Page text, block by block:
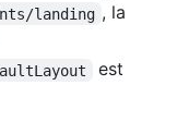
landing , la
est